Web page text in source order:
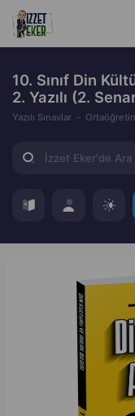
10. Sınıf Din
2. Yazılı (2.
Yazılı Sınavlar